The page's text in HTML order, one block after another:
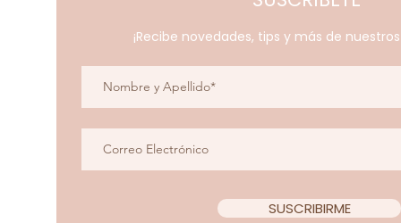
¡Recibe novedades, tips y más de
SUSCRIBIRME